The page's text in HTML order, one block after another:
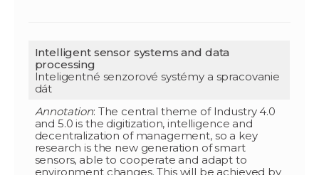
Intelligent sensor systems and data
processing
Inteligentné senzorové systémy a spracovanie
dát
Annotation: The central theme of Industry 4.0
and 5.0 is the digitization, intelligence and
decentralization of management, so a key
research is the new generation of smart
sensors, able to cooperate and adapt to
environment changes. This will be achieved by